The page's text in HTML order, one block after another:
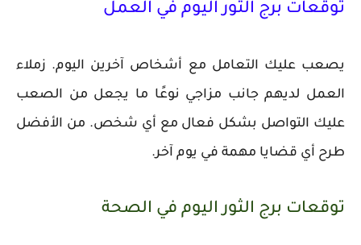
توقعات برج الثور اليوم في العمل
يصعب عليك التعامل مع أشخاص آخرين اليوم. زملاء
العمل لديهم جانب مزاجي نوعًا ما يجعل من الصعب
عليك التواصل بشكل فعال مع أي شخص. من الأفضل
طرح أي قضايا مهمة في يوم آخر.
توقعات برج الثور اليوم في الصحة